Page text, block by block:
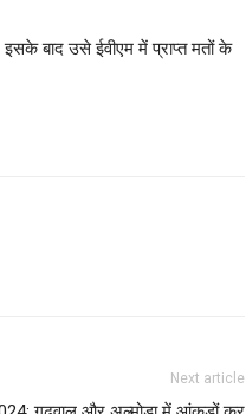
बाद उसे ईवीएम में प्राप्त मतों के
Next article